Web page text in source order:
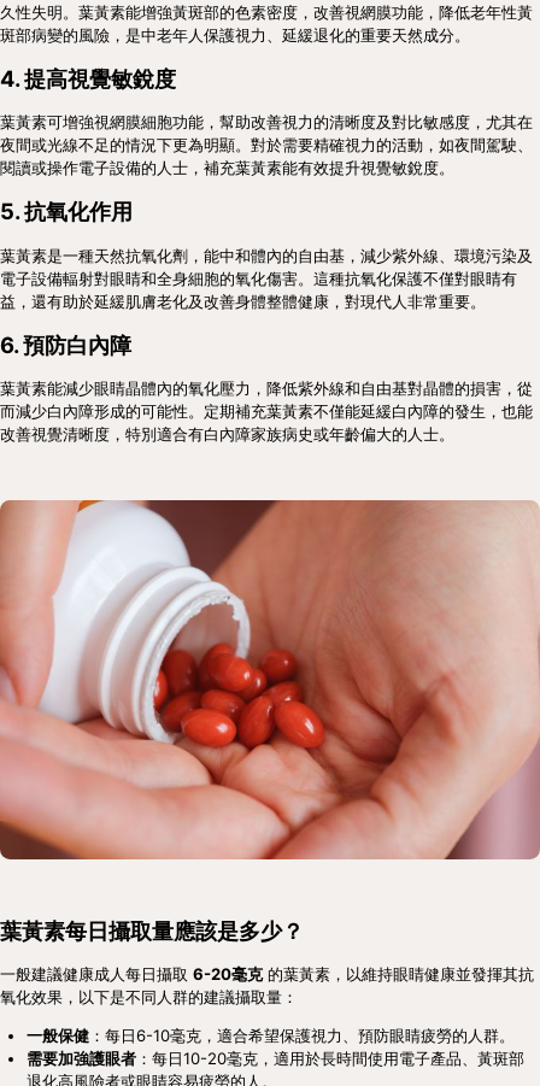
久性失明。葉黃素能增強黃斑部的色素密度，改善視網膜功能，降低老年性黃
斑部病變的風險，是中老年人保護視力、延緩退化的重要天然成分。
4. 提高視覺敏銳度
葉黃素可增強視網膜細胞功能，幫助改善視力的清晰度及對比敏感度，尤其在
夜間或光線不足的情況下更為明顯。對於需要精確視力的活動，如夜間駕駛、
閱讀或操作電子設備的人士，補充葉黃素能有效提升視覺敏銳度。
5. 抗氧化作用
葉黃素是一種天然抗氧化劑，能中和體內的自由基，減少紫外線、環境污染及
電子設備輻射對眼睛和全身細胞的氧化傷害。這種抗氧化保護不僅對眼睛有
益，還有助於延緩肌膚老化及改善身體整體健康，對現代人非常重要。
6. 預防白內障
葉黃素能減少眼睛晶體內的氧化壓力，降低紫外線和自由基對晶體的損害，從
而減少白內障形成的可能性。定期補充葉黃素不僅能延緩白內障的發生，也能
改善視覺清晰度，特別適合有白內障家族病史或年齡偏大的人士。
葉黃素每日攝取量應該是多少？
一般建議健康成人每日攝取 6-20毫克 的葉黃素，以維持眼睛健康並發揮其抗
氧化效果，以下是不同人群的建議攝取量：
一般保健 ：每日6-10毫克，適合希望保護視力、預防眼睛疲勞的人群。
需要加強護眼者 ：每日10-20毫克，適用於長時間使用電子產品、黃斑部
退化高風險者或眼睛容易疲勞的人。